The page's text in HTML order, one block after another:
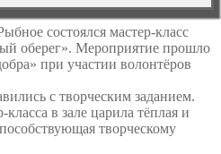
состоялся мастер-класс
оберег». Мероприятие прошло
при участии волонтёров
с творческим заданием.
в зале царила тёплая и
творческому